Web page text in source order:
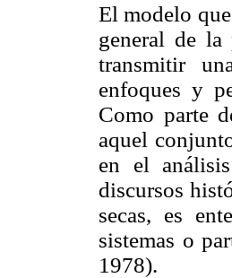
El modelo
general de la
transmitir
enfoques y
Como parte
aquel
en el
discursos
secas, es
sistemas o
1978).